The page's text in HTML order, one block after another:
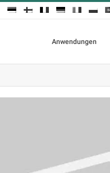
Anwendungen